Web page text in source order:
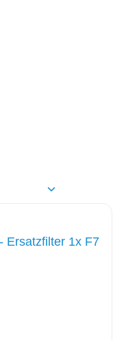
5 Sternen
Ersatzfilter 1x F7